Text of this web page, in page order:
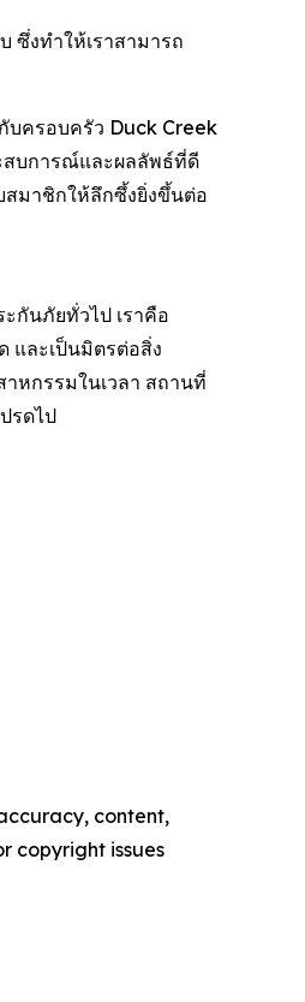
ซึ่งทำให้เราสามารถ
บครอบครัว Duck Creek
สบการณ์และผลลัพธ์ที่ดี
สมาชิกให้ลึกซึ้งยิ่งขึ้นต่อ
กันภัยทั่วไป เราคือ
และเป็นมิตรต่อสิ่ง
หกรรมในเวลา สถานที่
รดไป
content,
copyright issues